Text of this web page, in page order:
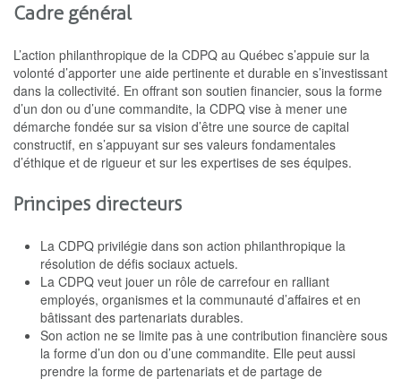
Cadre général
L’action philanthropique de la CDPQ au Québec s’appuie sur la
volonté d’apporter une aide pertinente et durable en s’investissant
dans la collectivité. En offrant son soutien financier, sous la forme
d’un don ou d’une commandite, la CDPQ vise à mener une
démarche fondée sur sa vision d’être une source de capital
constructif, en s’appuyant sur ses valeurs fondamentales
d’éthique et de rigueur et sur les expertises de ses équipes.
Principes directeurs
La CDPQ privilégie dans son action philanthropique la
résolution de défis sociaux actuels.
La CDPQ veut jouer un rôle de carrefour en ralliant
employés, organismes et la communauté d’affaires et en
bâtissant des partenariats durables.
Son action ne se limite pas à une contribution financière sous
la forme d’un don ou d’une commandite. Elle peut aussi
prendre la forme de partenariats et de partage de